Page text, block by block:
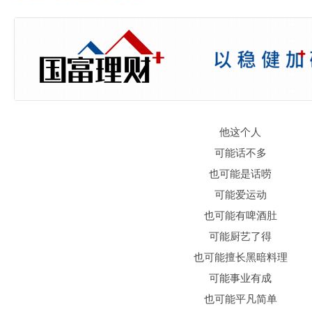
他这个人
可能话不多
也可能是话唠
可能爱运动
也可能有啤酒肚
可能厨艺了得
也可能擅长黑暗料理
可能事业有成
也可能平凡简单